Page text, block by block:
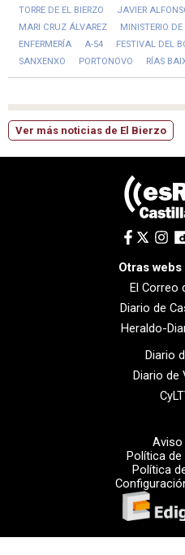
TORRE DE EL BIERZO
JAVIER
MARI CRUZ ÁLVAREZ
MINISTERIO
ENFERMERÍA
A-54
FESTIVAL DEL
SANXENXO
PORTONOVO RÍAS
Ver más noticias de El Bierzo
Otras
El Correo
Diario de
Heraldo-
Diario
Diario de
Aviso
Política de
Política